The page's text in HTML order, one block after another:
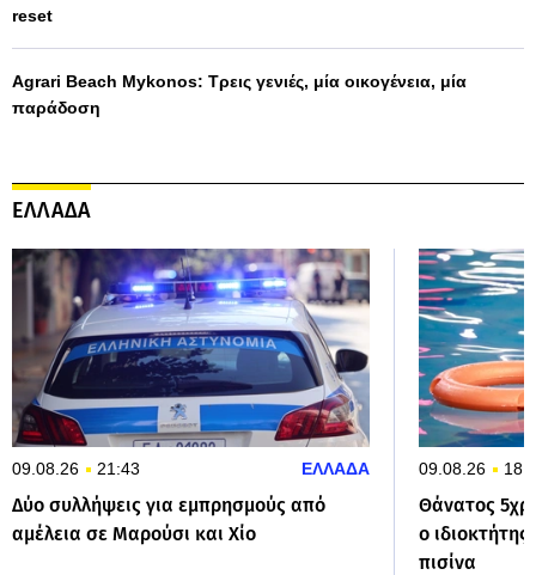
reset
Agrari Beach Mykonos: Τρεις γενιές, μία οικογένεια, μία
παράδοση
ΕΛΛΑΔΑ
09.08.26 21:43 ΕΛΛΑΔΑ
Δύο συλλήψεις για εμπρησμούς από
αμέλεια σε Μαρούσι και Χίο
09.08.26
Θάνατος
ο
πισίνα